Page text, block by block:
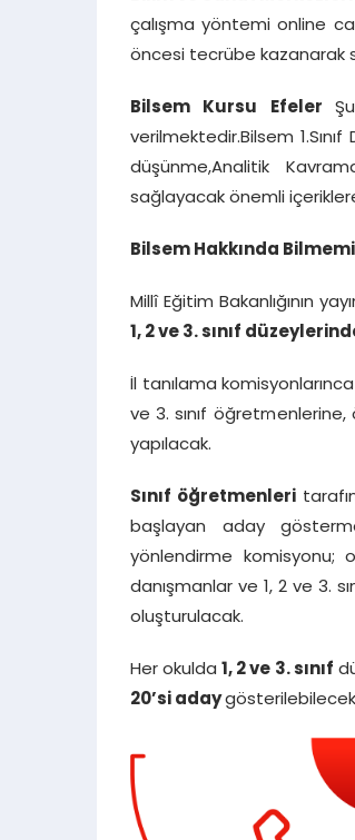
çalışma yöntemi online
öncesi tecrübe kazanarak
Bilsem Kursu Efeler
verilmektedir.Bilsem 1.Sınıf
düşünme,Analitik
sağlayacak önemli
Bilsem Hakkında
Millî Eğitim Bakanlığının
1, 2 ve 3. sınıf
İl tanılama
ve 3. sınıf öğretmenlerine,
yapılacak.
Sınıf öğretmenleri
başlayan aday
yönlendirme komisyonu;
danışmanlar ve 1, 2 ve 3.
oluşturulacak.
Her okulda 1, 2 ve 3. sınıf
20’si aday